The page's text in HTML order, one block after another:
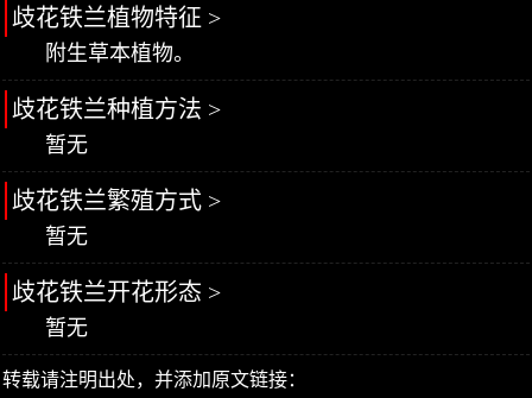
歧花铁兰植物特征 >
附生草本植物。
歧花铁兰种植方法 >
暂无
歧花铁兰繁殖方式 >
暂无
歧花铁兰开花形态 >
暂无
转载请注明出处，并添加原文链接：